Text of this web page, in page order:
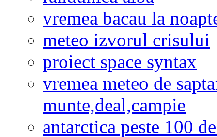
vremea bacau la
meteo izvorul crisului
proiect space syntax
vremea meteo de
munte,deal,campie
antarctica peste 100